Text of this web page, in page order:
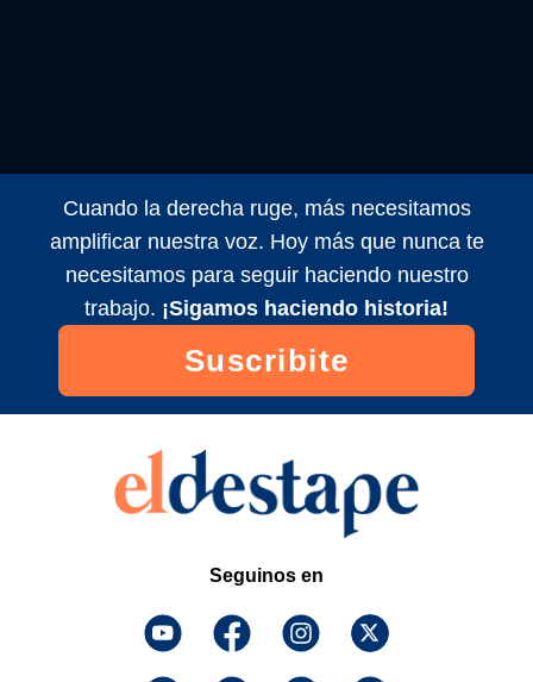
2026/7/4
TIERRAS y dicen que RENUNCIA
STURZENEGGER | Jonathan Heguier
2026/7/4
Cuando la derecha ruge, más necesitamos
amplificar nuestra voz. Hoy más que nunca te
necesitamos para seguir haciendo nuestro
trabajo. ¡Sigamos haciendo historia!
Suscribite
Seguinos en